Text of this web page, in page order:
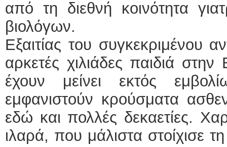
από τη διεθνή κοινότητα
βιολόγων.
Εξαιτίας του συγκεκριμένου
αρκετές χιλιάδες παιδιά
έχουν μείνει εκτός
εμφανιστούν κρούσματα
εδώ και πολλές δεκαετίες.
ιλαρά, που μάλιστα στοίχισε